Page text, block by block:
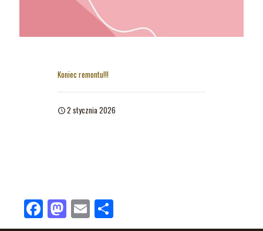
Koniec remontu!!!
2 stycznia 2026
Facebook
Mastodon
EmailShare